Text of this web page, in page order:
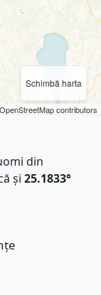
Schimbă harta
contributors
din
și 25.1833°